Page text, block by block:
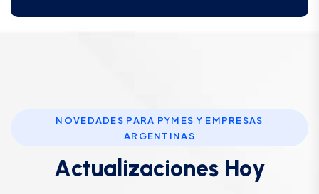
NOVEDADES PARA PYMES Y EMPRESAS
ARGENTINAS
Actua izaciones Hoy